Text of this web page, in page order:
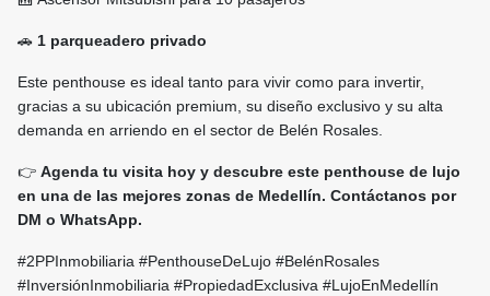
🚗 1 parqueadero privado
Este penthouse es ideal tanto para vivir como para invertir,
gracias a su ubicación premium, su diseño exclusivo y su alta
demanda en arriendo en el sector de Belén Rosales.
👉 Agenda tu visita hoy y descubre este penthouse de lujo
en una de las mejores zonas de Medellín. Contáctanos por
DM o WhatsApp.
#2PPInmobiliaria #PenthouseDeLujo #BelénRosales
#InversiónInmobiliaria #PropiedadExclusiva #LujoEnMedellín